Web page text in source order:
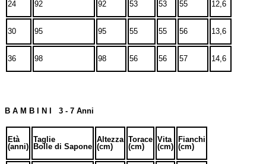
24 92 92 53 53 55 12,6
30 95 95 55 55 56 13,6
36 98 98 56 56 57 14,6
B A M B I N I 3 - 7 Anni
Età
(anni)
Taglie
Bolle di Sapone
Altezza
(cm)
Torace
(cm)
Vita
(cm)
Fianchi
(cm)